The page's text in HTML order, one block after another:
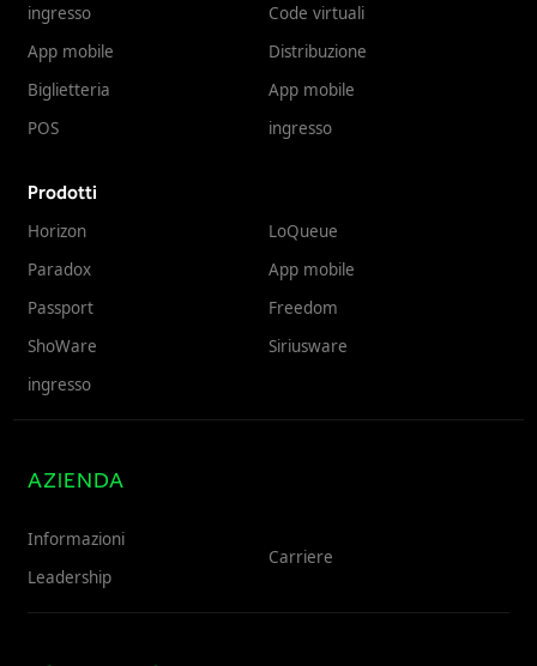
ingresso
App mobile
Biglietteria
POS
Code virtuali
Distribuzione
App mobile
ingresso
Prodotti
Horizon
Paradox
Passport
ShoWare
ingresso
LoQueue
App mobile
Freedom
Siriusware
AZIENDA
Informazioni
Leadership
Carriere